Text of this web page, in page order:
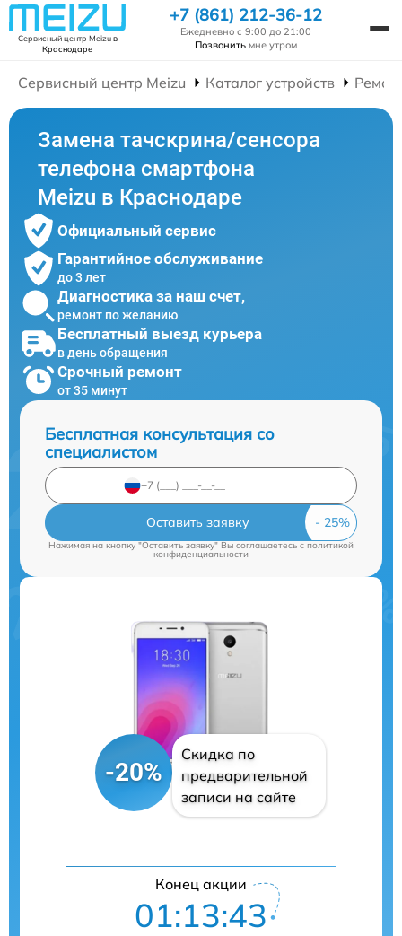
Сервисный центр Meizuв
Краснодаре
+7 (861) 212-36-12
Ежедневно с 9:00 до 21:00
Позвонить мне утром
Сервисный центр Meizu Каталог устройств
Замена тачскрина/сенсора
телефона смартфона
Meizu в Краснодаре
Официальный сервис
Гарантийное обслуживание
до 3 лет
Диагностика за наш счет,
ремонт по желанию
Бесплатный выезд курьера
в день обращения
Срочный ремонт
от 35 минут
Бесплатная консультация со
специалистом
Оставить заявку
Нажимая на кнопку "Оставить заявку" Вы соглашаетесь cполитикой
конфиденциальности
-20%
Скидка по
предварительной
записи на сайте
Конец акции
01:13:42